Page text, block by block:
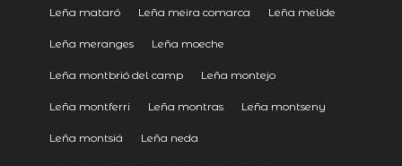
Leña mataró Leña meira comarca Leña melide
Leña meranges Leña moeche
Leña montbrió del camp Leña montejo
Leña montferri Leña montras Leña montseny
Leña montsiá Leña neda